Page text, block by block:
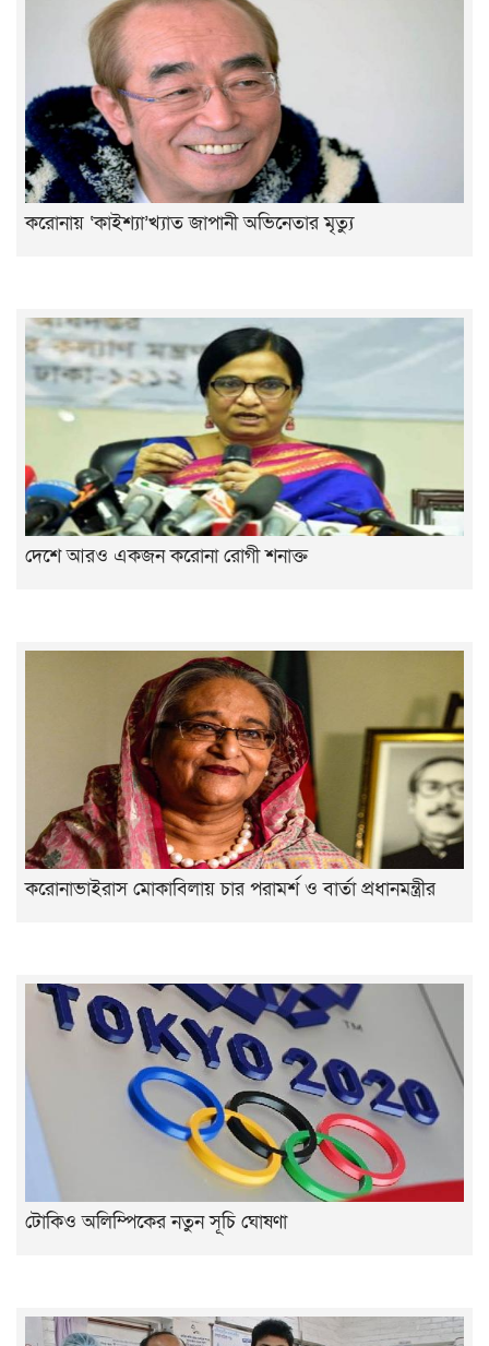
করোনায় ‘কাইশ্যা’খ্যাত জাপানী অভিনেতার মৃত্যু
দেশে আরও একজন করোনা রোগী শনাক্ত
করোনাভাইরাস মোকাবিলায় চার পরামর্শ ও বার্তা প্রধানমন্ত্রীর
টোকিও অলিম্পিকের নতুন সূচি ঘোষণা